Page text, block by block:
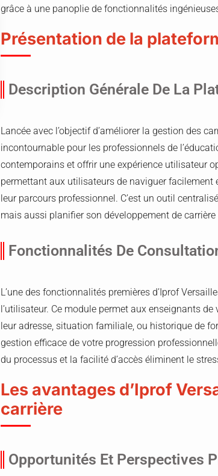
grâce à une panoplie de fonctionnalités
Présentation de la
Description Générale De La
Lancée avec l’objectif d’améliorer la gestion des
incontournable pour les professionnels de
contemporains et offrir une expérience utilisateur
permettant aux utilisateurs de naviguer
leur parcours professionnel. C’est un outil
mais aussi planifier son développement de
Fonctionnalités De
L’une des fonctionnalités premières d’Iprof
l’utilisateur. Ce module permet aux enseignants
leur adresse, situation familiale, ou historique de
gestion efficace de votre progression
du processus et la facilité d’accès éliminent le
Les avantages d’Iprof
carrière
Opportunités Et Perspectives